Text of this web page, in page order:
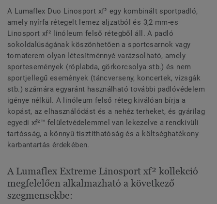
A Lumaflex Duo Linosport xf² egy kombinált sportpadló,
amely nyírfa rétegelt lemez aljzatból és 3,2 mm-es
Linosport xf² linóleum felső rétegből áll. A padló
sokoldalúságának köszönhetően a sportcsarnok vagy
tornaterem olyan létesítménnyé varázsolható, amely
sportesemények (röplabda, görkorcsolya stb.) és nem
sportjellegű események (táncverseny, koncertek, vizsgák
stb.) számára egyaránt használható további padlóvédelem
igénye nélkül. A linóleum felső réteg kiválóan bírja a
kopást, az elhasználódást és a nehéz terheket, és gyárilag
egyedi xf²™ felületvédelemmel van lekezelve a rendkívüli
tartósság, a könnyű tisztíthatóság és a költséghatékony
karbantartás érdekében.
A Lumaflex Extreme Linosport xf² kollekció
megfelelően alkalmazható a következő
szegmensekbe: